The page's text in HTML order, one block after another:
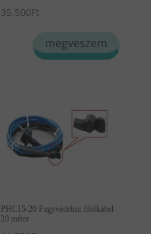
35,500Ft
megveszem
PHC15-20 Fagyvédelmi fűtőkábel
20 méter